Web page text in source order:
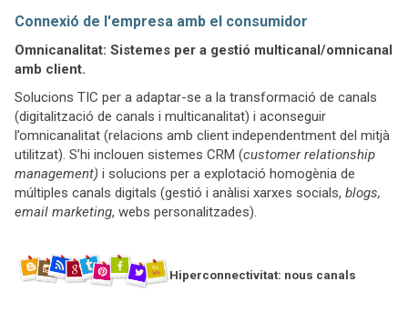
Connexió de l'empresa amb el consumidor
Omnicanalitat: Sistemes per a gestió multicanal/omnicanal
amb client.
Solucions TIC per a adaptar-se a la transformació de canals
(digitalització de canals i multicanalitat) i aconseguir
l’omnicanalitat (relacions amb client independentment del mitjà
utilitzat). S’hi inclouen sistemes CRM (customer relationship
management) i solucions per a explotació homogènia de
múltiples canals digitals (gestió i anàlisi xarxes socials, blogs,
email marketing, webs personalitzades).
Hiperconnectivitat: nous canals